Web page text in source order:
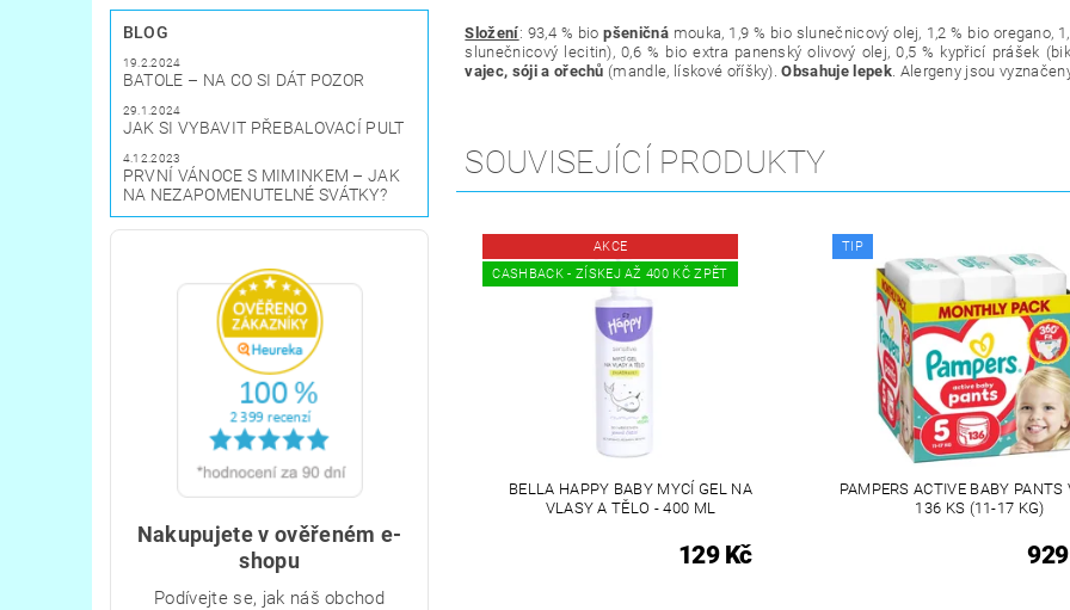
BLOG
19.2.2024
BATOLE – NA CO SI DÁT POZOR
29.1.2024
JAK SI VYBAVIT PŘEBALOVACÍ PULT
4.12.2023
PRVNÍ VÁNOCE S MIMINKEM – JAK
NA NEZAPOMENUTELNÉ SVÁTKY?
Nakupujete v ověřeném e-
shopu
Podívejte se, jak náš obchod
Složení: 93,4 % biopšeničnámouka, 1,9 % bio slunečnicový olej, 1,2 % bio oregano,
slunečnicový lecitin), 0,6 % bio extra panenský olivový olej, 0,5 % kypřicí prášek
vajec, sóji a ořechů (mandle, lískové oříšky).Obsahuje lepek. Alergeny jsou
SOUVISEJÍCÍ PRODUKTY
AKCE
CASHBACK - ZÍSKEJ AŽ 400 KČ ZPĚT
BELLA HAPPY BABY MYCÍ GEL NA
VLASY A TĚLO - 400 ML
129 Kč
TIP
PAMPERS ACTIVE BABY PANTS
136 KS (11-17 KG)